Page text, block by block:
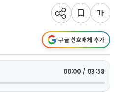
구글 선호매체 추가
00:00 / 03:58